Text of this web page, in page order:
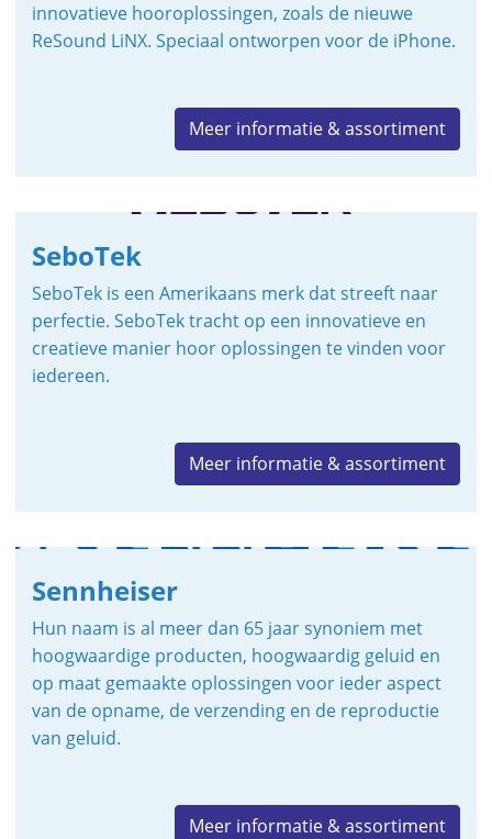
innovatieve hooroplossingen, zoals de nieuwe
ReSound LiNX. Speciaal ontworpen voor de iPhone.
Meer informatie & assortiment
SeboTek
SeboTek is een Amerikaans merk dat streeft naar
perfectie. SeboTek tracht op een innovatieve en
creatieve manier hoor oplossingen te vinden voor
iedereen.
Meer informatie & assortiment
Sennheiser
Hun naam is al meer dan 65 jaar synoniem met
hoogwaardige producten, hoogwaardig geluid en
op maat gemaakte oplossingen voor ieder aspect
van de opname, de verzending en de reproductie
van geluid.
Meer informatie & assortiment